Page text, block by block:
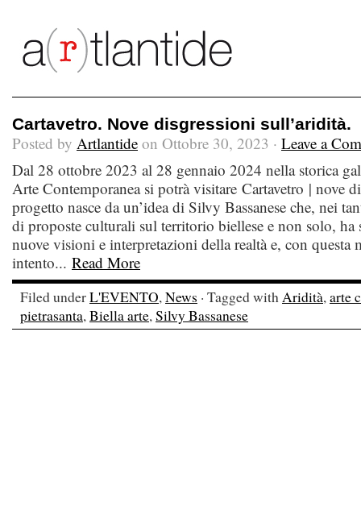
Cartavetro. Nove disgressioni sull’aridità.
Posted by Artlantide on Ottobre 30, 2023 · Leave a
Dal 28 ottobre 2023 al 28 gennaio 2024 nella storica
Arte Contemporanea si potrà visitare Cartavetro | nove
progetto nasce da un’idea di Silvy Bassanese che, nei
di proposte culturali sul territorio biellese e non solo, ha
nuove visioni e interpretazioni della realtà e, con questa
intento... Read More
Filed underL'EVENTO,News · Tagged withAridità,arte
pietrasanta,Biella arte,Silvy Bassanese